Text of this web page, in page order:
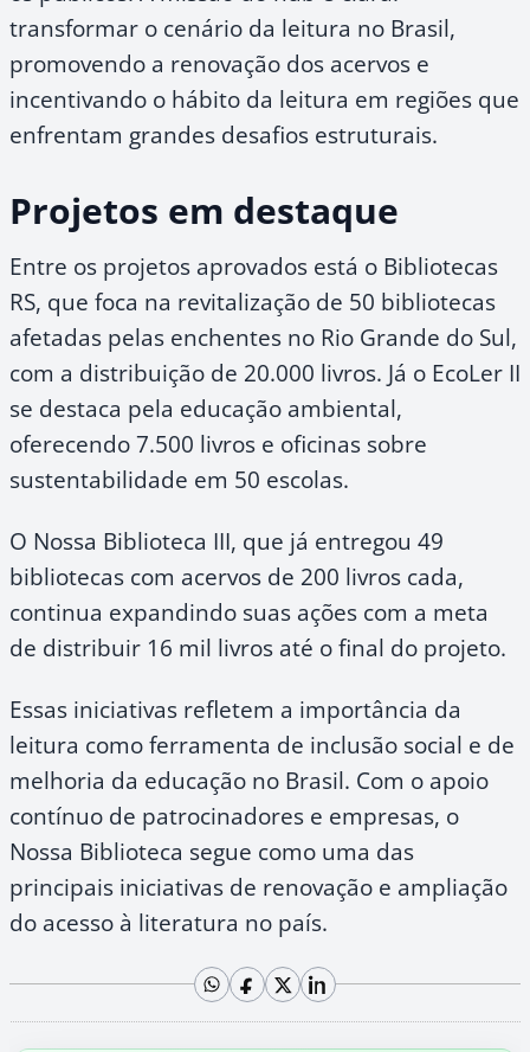
transformar o cenário da leitura no Brasil,
promovendo a renovação dos acervos e
incentivando o hábito da leitura em regiões que
enfrentam grandes desafios estruturais.
Projetos em destaque
Entre os projetos aprovados está o Bibliotecas
RS, que foca na revitalização de 50 bibliotecas
afetadas pelas enchentes no Rio Grande do Sul,
com a distribuição de 20.000 livros. Já o EcoLer II
se destaca pela educação ambiental,
oferecendo 7.500 livros e oficinas sobre
sustentabilidade em 50 escolas.
O Nossa Biblioteca III, que já entregou 49
bibliotecas com acervos de 200 livros cada,
continua expandindo suas ações com a meta
de distribuir 16 mil livros até o final do projeto.
Essas iniciativas refletem a importância da
leitura como ferramenta de inclusão social e de
melhoria da educação no Brasil. Com o apoio
contínuo de patrocinadores e empresas, o
Nossa Biblioteca segue como uma das
principais iniciativas de renovação e ampliação
do acesso à literatura no país.